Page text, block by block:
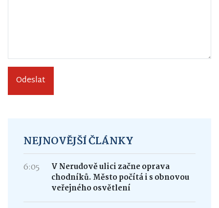
Odeslat
NEJNOVĚJŠÍ ČLÁNKY
6:05
V Nerudově ulici začne oprava
chodníků. Město počítá i s obnovou
veřejného osvětlení